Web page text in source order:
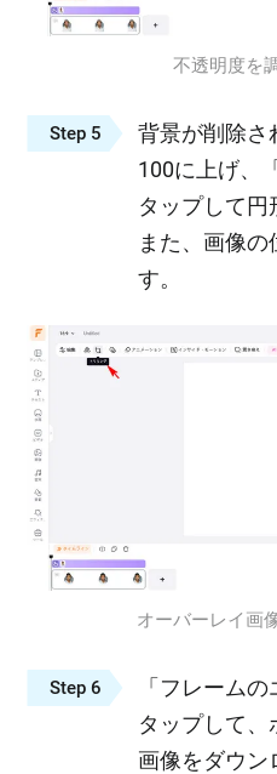
不透明度を
Step 5
背景が削除さ
100に上げ、
タップして円
また、画像の
す。
オーバーレイ画
Step 6
「フレーム
タップして、
画像をダウン